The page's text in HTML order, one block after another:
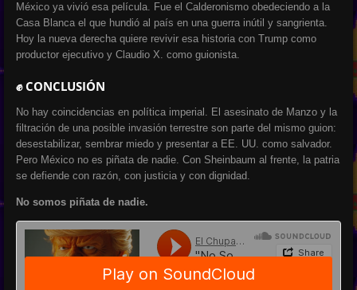
México ya vivió esa película. Fue el Calderonismo obedeciendo a la
Casa Blanca el que hundió al país en una guerra inútil y sangrienta.
Hoy la nueva derecha quiere revivir esa historia con Trump como
productor ejecutivo y Claudio X. como guionista.
✊ CONCLUSIÓN
No hay coincidencias en política imperial. El asesinato de Manzo y la
filtración de una posible invasión terrestre son parte del mismo guion:
desestabilizar, sembrar miedo y presentar a EE. UU. como salvador.
Pero México no es piñata de nadie. Con Sheinbaum al frente, la patria
se defiende con razón, con justicia y con dignidad.
No somos piñata de nadie.